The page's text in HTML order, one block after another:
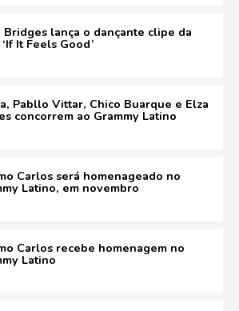
Bridges lança o dançante clipe da
It Feels Good’
Pabllo Vittar, Chico Buarque e Elza
concorrem ao Grammy Latino
Carlos será homenageado no
Latino, em novembro
Carlos recebe homenagem no
Latino